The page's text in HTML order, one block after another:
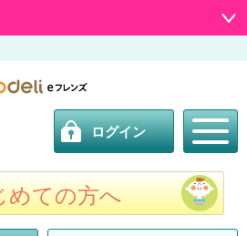
ログイン
めての方へ